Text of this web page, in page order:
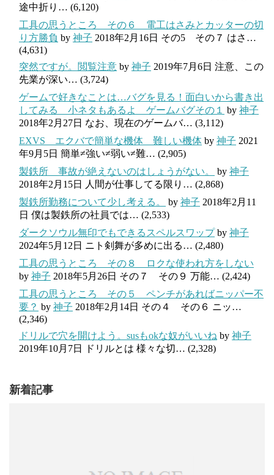
途中折り… (6,120)
工具の思うところ その６ 電工はさみとカッターの切
り方勝負 by 神子 2018年2月16日 その5 その７ はさ…
(4,631)
突然ですが。閲覧注意 by 神子 2019年7月6日 注意、この
先業が深い… (3,724)
ゲームで好きなことは…バグを見る！面白いから書き出
してみる 小ネタもあるよ ゲームバグその１
by 神子
2018年2月27日 なお、現在のゲームバ… (3,112)
EXVS エクバで簡単な機体 難しい機体 by 神子 2021
年9月5日 簡単≠強い≠弱い≠難… (2,905)
製鉄所 事故が絶えないのはしょうがない。
by 神子
2018年2月15日
人間が仕事してる限り… (2,868)
製鉄所勤務について少し考える。
by 神子 2018年2月11
日 僕は製鉄所の社員では… (2,533)
ダークソウル無印でもできるスペルスワップby 神子
2024年5月12日 ニト剣舞が多めに出る… (2,480)
工具の思うところ その８ ロクな使われ方をしない
by 神子 2018年5月26日 その７ その９ 万能… (2,424)
工具の思うところ その５ ペンチがあればニッパー不
要？ by 神子 2018年2月14日 その４ その６ ニッ…
(2,346)
ドリルで穴を開けよう。susもokな奴がいいね by 神子
2019年10月7日
ドリルとは 様々な切… (2,328)
新着記事